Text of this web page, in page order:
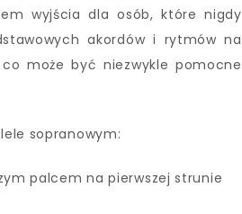
wyjścia dla osób, które nigdy
akordów i rytmów na
może być niezwykle pomocne
sopranowym:
palcem na pierwszej strunie